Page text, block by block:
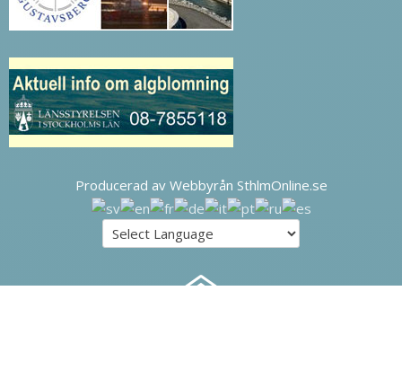
Producerad av Webbyrån SthlmOnline.se